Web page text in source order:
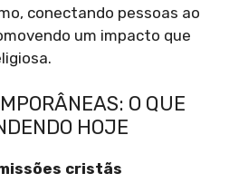
conectando pessoas ao
um impacto que
O QUE
HOJE
cristãs